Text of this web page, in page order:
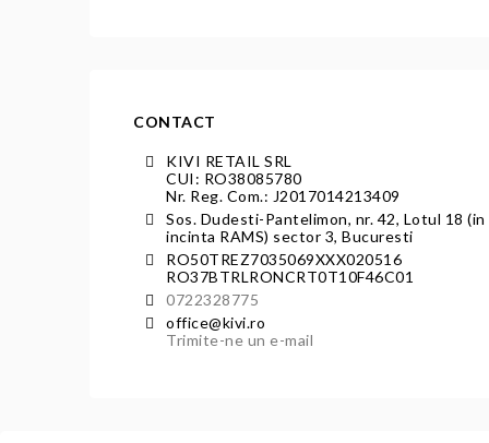
CONTACT
KIVI RETAIL SRL
CUI: RO38085780
Nr. Reg. Com.: J2017014213409
Sos. Dudesti-Pantelimon, nr. 42, Lotul 18 (in
incinta RAMS) sector 3, Bucuresti
RO50TREZ7035069XXX020516
RO37BTRLRONCRT0T10F46C01
0722328775
office@kivi.ro
Trimite-ne un e-mail